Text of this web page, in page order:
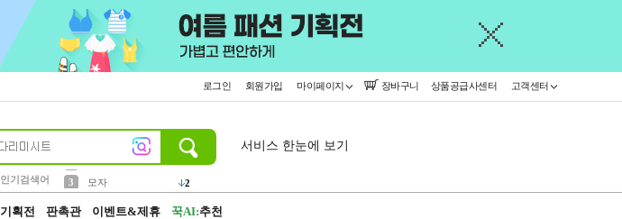
로그인 회원가입 마이페이지 장바구니 상품공급사센터 고객센터
인기검색어
3
모자
2
서비스 한눈에 보기
기획전 판촉관 이벤트&제휴 꾹AI:추천